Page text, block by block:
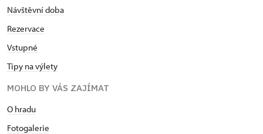
Návštěvní doba
Rezervace
Vstupné
Tipy na výlety
MOHLO BY VÁS ZAJÍMAT
O hradu
Fotogalerie